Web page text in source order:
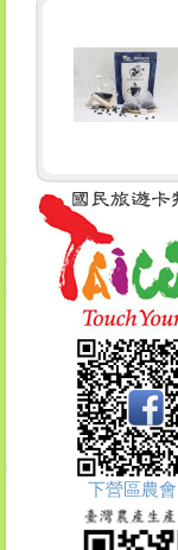
下營區農